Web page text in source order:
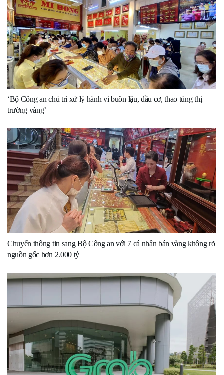
‘Bộ Công an chủ trì xử lý hành vi buôn lậu, đầu cơ, thao túng thị
trường vàng’
Chuyển thông tin sang Bộ Công an với 7 cá nhân bán vàng không rõ
nguồn gốc hơn 2.000 tỷ